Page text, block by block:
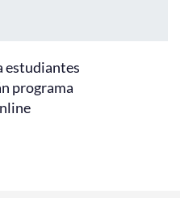
estudiantes
programa